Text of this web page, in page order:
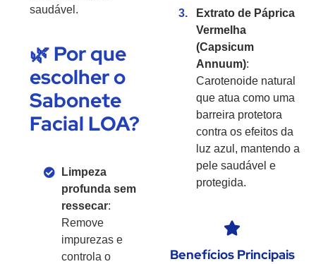
saudável.
🌿 Por que
escolher o
Sabonete
Facial LOA?
Limpeza
profunda sem
ressecar:
Remove
impurezas e
controla o
Extrato de Páprica
Vermelha
(Capsicum
Annuum):
Carotenoide natural
que atua como uma
barreira protetora
contra os efeitos da
luz azul, mantendo a
pele saudável e
protegida.
Benefícios Principais